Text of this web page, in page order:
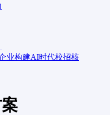
业构建AI时代校招核